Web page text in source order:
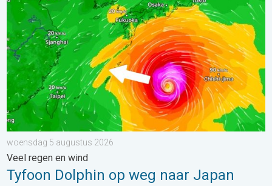
woensdag 5 augustus 2026
Veel regen en wind
Tyfoon Dolphin op weg naar Japan